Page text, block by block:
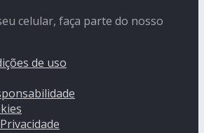
celular, faça parte do nosso
de uso